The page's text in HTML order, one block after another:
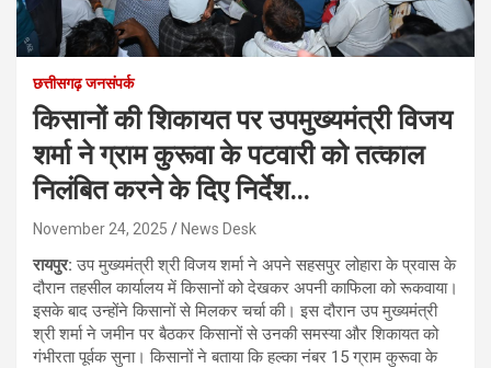
छत्तीसगढ़ जनसंपर्क
किसानों की शिकायत पर उपमुख्यमंत्री विजय
शर्मा ने ग्राम कुरूवा के पटवारी को तत्काल
निलंबित करने के दिए निर्देश…
November 24, 2025 News Desk
रायपुर:उप मुख्यमंत्री श्री विजय शर्मा ने अपने सहसपुर लोहारा के प्रवास के
दौरान तहसील कार्यालय में किसानों को देखकर अपनी काफिला को रूकवाया।
इसके बाद उन्होंने किसानों से मिलकर चर्चा की। इस दौरान उप मुख्यमंत्री
श्री शर्मा ने जमीन पर बैठकर किसानों से उनकी समस्या और शिकायत को
गंभीरता पूर्वक सुना। किसानों ने बताया कि हल्का नंबर 15 ग्राम कुरूवा के